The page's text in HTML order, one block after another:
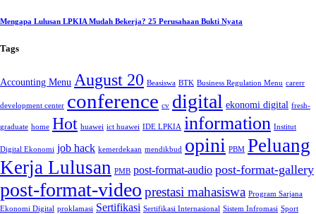
Mengapa Lulusan LPKIA Mudah Bekerja? 25 Perusahaan Bukti Nyata
Tags
Accounting Menu August 20 Beasiswa BTK Business Regulation Menu carerr
development center conference cv digital ekonomi digital fresh-
graduate home Hot huawei ict huawei IDE LPKIA information Institut
Digital Ekonomi job hack kemerdekaan mendikbud opini PBM Peluang
Kerja Lulusan PMB post-format-audio post-format-gallery
post-format-video prestasi mahasiswa Program Sarjana
Ekonomi Digital proklamasi Sertifikasi Sertifikasi Internasional Sistem Infromasi Sport